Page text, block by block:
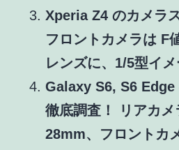
Xperia Z4 のカメラ
フロントカメラは F
レンズに、1/5型イ
Galaxy S6, S6 Edge
徹底調査！ リアカ
28mm、フロントカ